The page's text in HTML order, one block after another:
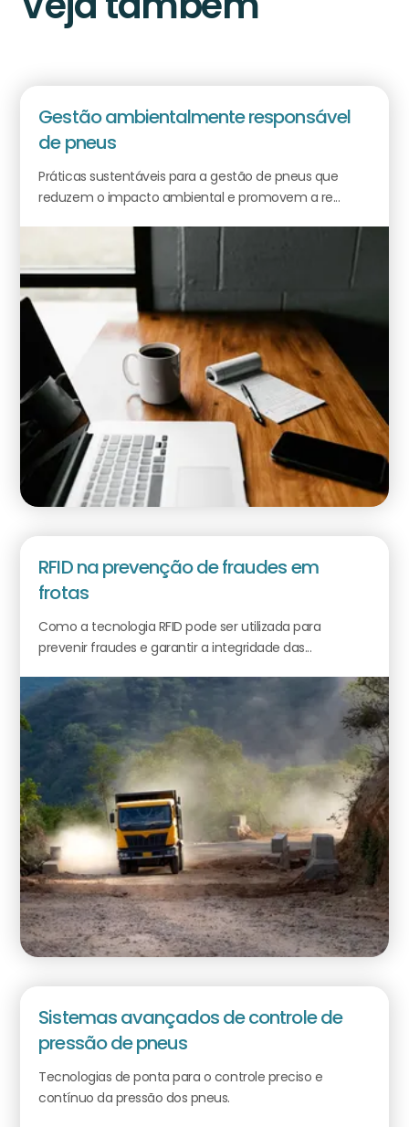
Gestão ambientalmente responsável
de pneus
Práticas sustentáveis para a gestão de pneus que
reduzem o impacto ambiental e promovem a re...
RFID na prevenção de fraudes em
frotas
Como a tecnologia RFID pode ser utilizada para
prevenir fraudes e garantir a integridade das...
Sistemas avançados de controle de
pressão de pneus
Tecnologias de ponta para o controle preciso e
contínuo da pressão dos pneus.